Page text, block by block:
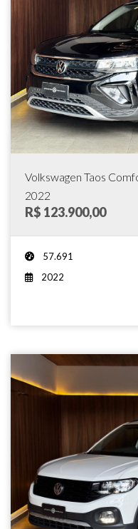
Volkswagen Taos
2022
R$ 123.900,00
57.691
2022